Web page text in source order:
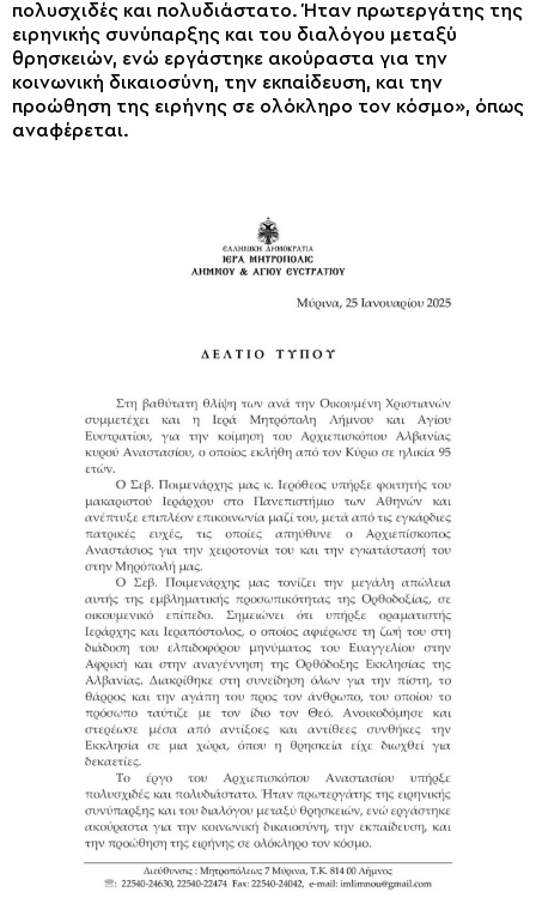
πολυσχιδές και πολυδιάστατο. Ήταν πρωτεργάτης της
ειρηνικής συνύπαρξης και του διαλόγου μεταξύ
θρησκειών, ενώ εργάστηκε ακούραστα για την
κοινωνική δικαιοσύνη, την εκπαίδευση, και την
προώθηση της ειρήνης σε ολόκληρο τον κόσμο», όπως
αναφέρεται.